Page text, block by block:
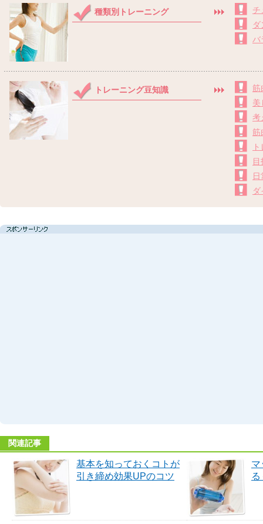
種類別トレーニング
チ
バ
トレーニング豆知識
筋
美
考
筋
関連記事
基本を知っておくコトが
引き締め効果UPのコツ
マ